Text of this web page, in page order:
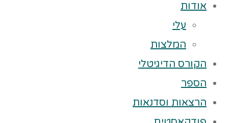
אודות
עלי
המלצות
הקורס הדיגיטלי
הספר
הרצאות וסדנאות